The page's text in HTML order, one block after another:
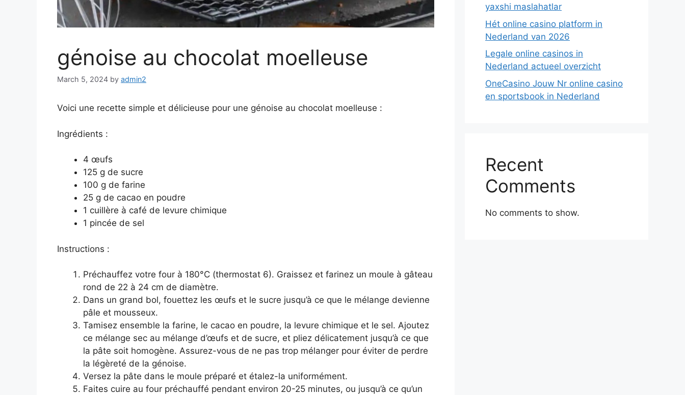
génoise au chocolat moelleuse
March 5, 2024 by admin2
Voici une recette simple et délicieuse pour une génoise au chocolat moelleuse :
Ingrédients :
4 œufs
125 g de sucre
100 g de farine
25 g de cacao en poudre
1 cuillère à café de levure chimique
1 pincée de sel
Instructions :
Préchauffez votre four à 180°C (thermostat 6). Graissez et farinez un moule à gâteau
rond de 22 à 24 cm de diamètre.
Dans un grand bol, fouettez les œufs et le sucre jusqu’à ce que le mélange devienne
pâle et mousseux.
Tamisez ensemble la farine, le cacao en poudre, la levure chimique et le sel. Ajoutez
ce mélange sec au mélange d’œufs et de sucre, et pliez délicatement jusqu’à ce que
la pâte soit homogène. Assurez-vous de ne pas trop mélanger pour éviter de perdre
la légèreté de la génoise.
Versez la pâte dans le moule préparé et étalez-la uniformément.
Faites cuire au four préchauffé pendant environ 20-25 minutes, ou jusqu’à ce qu’un
yaxshi maslahatlar
Hét online casino platform in
Nederland van 2026
Legale online casinos in
Nederland actueel overzicht
OneCasino Jouw Nr online casino
en sportsbook in Nederland
Recent
Comments
No comments to show.